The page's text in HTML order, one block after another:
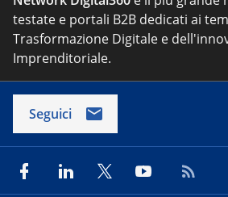
testate e portali B2B dedicati ai
Trasformazione Digitale e
Imprenditoriale.
Seguici